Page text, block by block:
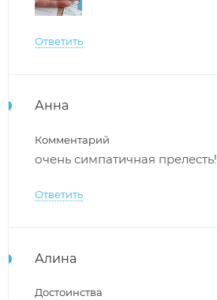
Ответить
Анна
Комментарий
очень симпатичная прелесть!
Ответить
Алина
Достоинства